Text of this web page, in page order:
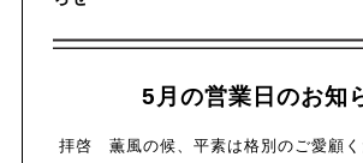
5月の営業日のお知
拝啓 薫風の候、 平素は格別のご愛顧